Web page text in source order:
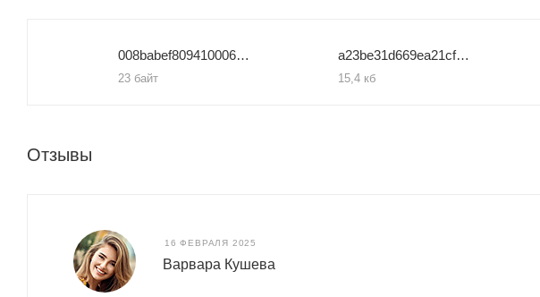
008babef809410006e249c77cc5e2381
23 байт
a23be31d669ea21cfe402352a4514bcf
15,4 кб
Отзывы
16 ФЕВРАЛЯ 2025
Варвара Кушева